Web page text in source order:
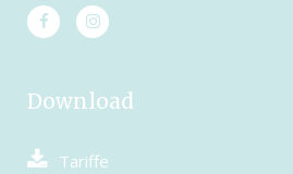
Download
Tariffe